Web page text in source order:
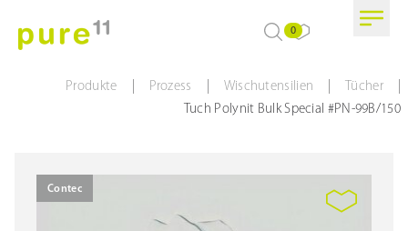
0
Produkte Prozess Wischutensilien Tücher
Tuch Polynit Bulk Special #PN-99B/150
Contec